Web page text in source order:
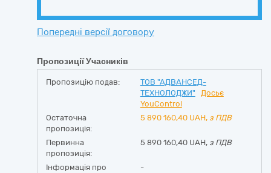
Попередні версії договору
Пропозиції Учасників
Пропозицію подав:
ТОВ "АДВАНСЕД-
ТЕХНОЛОДЖИ"
Досьє
YouControl
Остаточна
пропозиція:
5 890 160,40 UAH, з ПДВ
Первинна
пропозиція:
5 890 160,40 UAH, з ПДВ
Інформація про
-